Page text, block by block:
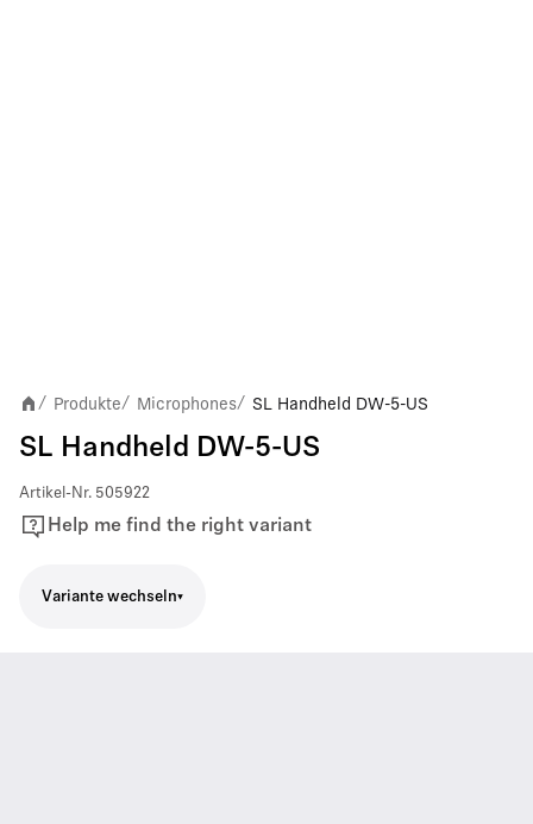
/ Produkte/ Microphones/ SL Handheld DW-5-US
SL Handheld DW-5-US
Artikel-Nr. 505922
Help me find the right variant
Variante wechseln